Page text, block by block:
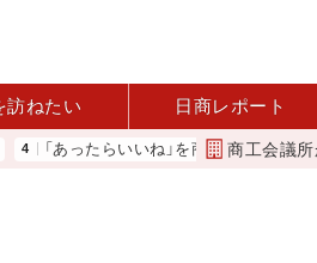
訪ねたい 日商レポート
「あったらいいね」を商品化 視点を変えて
商工会議